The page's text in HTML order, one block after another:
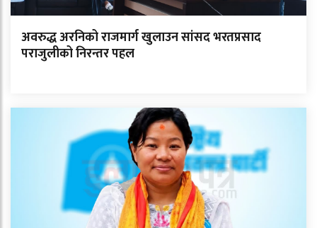
अवरुद्ध अरनिको राजमार्ग खुलाउन सांसद भरतप्रसाद
पराजुलीको निरन्तर पहल